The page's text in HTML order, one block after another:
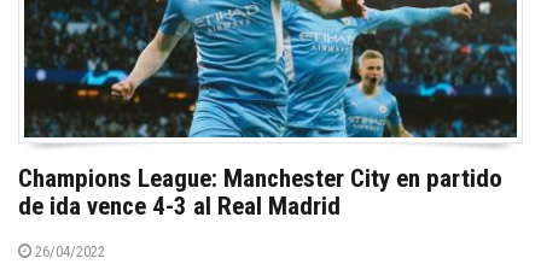
Champions League: Manchester City en partido
de ida vence 4-3 al Real Madrid
26/04/2022